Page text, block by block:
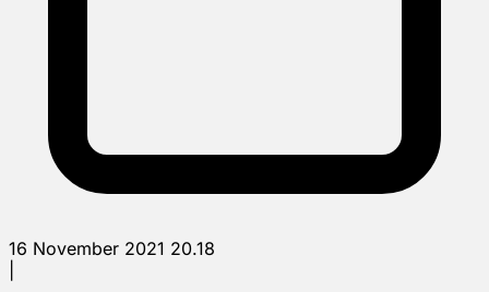
16 November 2021 20.18